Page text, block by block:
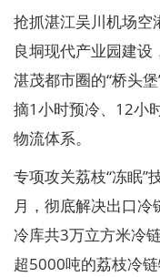
抢抓湛江吴川机场空
良垌现代产业园建设
湛茂都市圈的“桥头
摘1小时预冷、12小
物流体系。
专项攻关荔枝“冻眠”
月，彻底解决出口冷
冷库共3万立方米冷
超5000吨的荔枝冷